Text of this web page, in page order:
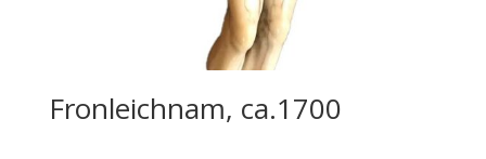
Fronleichnam, ca.1700